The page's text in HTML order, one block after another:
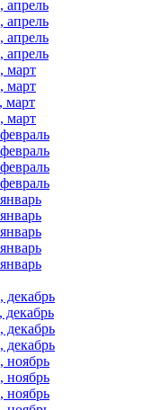
апрель
апрель
апрель
апрель
март
март
март
март
декабрь
декабрь
декабрь
ноябрь
ноябрь
ноябрь